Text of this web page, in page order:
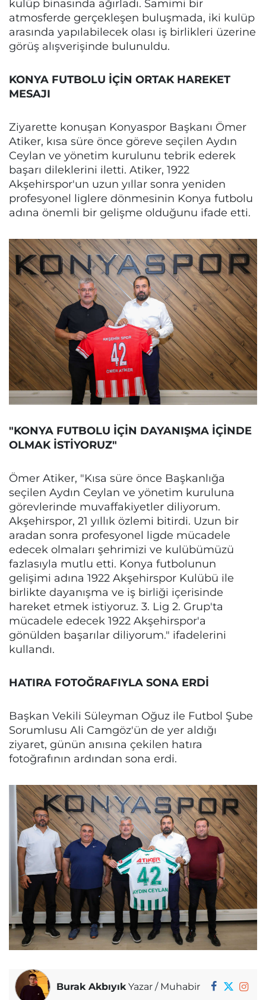
kulüp binasında ağırladı. Samimi bir
atmosferde gerçekleşen buluşmada, iki kulüp
arasında yapılabilecek olası iş birlikleri üzerine
görüş alışverişinde bulunuldu.
KONYA FUTBOLU İÇİN ORTAK HAREKET
MESAJI
Ziyarette konuşan Konyaspor Başkanı Ömer
Atiker, kısa süre önce göreve seçilen Aydın
Ceylan ve yönetim kurulunu tebrik ederek
başarı dileklerini iletti. Atiker, 1922
Akşehirspor'un uzun yıllar sonra yeniden
profesyonel liglere dönmesinin Konya futbolu
adına önemli bir gelişme olduğunu ifade etti.
"KONYA FUTBOLU İÇİN DAYANIŞMA İÇİNDE
OLMAK İSTİYORUZ"
Ömer Atiker, "Kısa süre önce Başkanlığa
seçilen Aydın Ceylan ve yönetim kuruluna
görevlerinde muvaffakiyetler diliyorum.
Akşehirspor, 21 yıllık özlemi bitirdi. Uzun bir
aradan sonra profesyonel ligde mücadele
edecek olmaları şehrimizi ve kulübümüzü
fazlasıyla mutlu etti. Konya futbolunun
gelişimi adına 1922 Akşehirspor Kulübü ile
birlikte dayanışma ve iş birliği içerisinde
hareket etmek istiyoruz. 3. Lig 2. Grup'ta
mücadele edecek 1922 Akşehirspor'a
gönülden başarılar diliyorum." ifadelerini
kullandı.
HATIRA FOTOĞRAFIYLA SONA ERDİ
Başkan Vekili Süleyman Oğuz ile Futbol Şube
Sorumlusu Ali Camgöz'ün de yer aldığı
ziyaret, günün anısına çekilen hatıra
fotoğrafının ardından sona erdi.
Burak AkbıyıkYazar / Muhabir